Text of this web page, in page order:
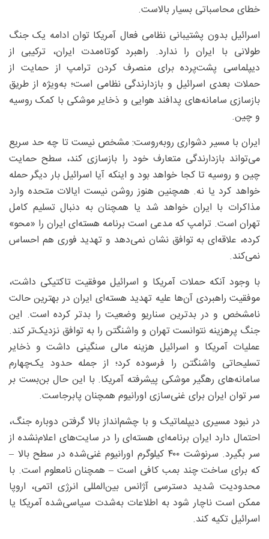
خطای محاسباتی بسیار بالاست.
اسرائیل بدون پشتیبانی نظامی فعال آمریکا توان ادامه یک جنگ
طولانی با ایران را ندارد. راهبرد کوتاه‌مدت ایران، ترکیبی از
دیپلماسی پشت‌پرده برای منصرف کردن ترامپ از حمایت از
حملات بعدی اسرائیل و بازدارندگی نظامی است؛ به‌ویژه از طریق
بازسازی سامانه‌های پدافند هوایی و ذخایر موشکی با کمک روسیه
و چین.
ایران با مسیر دشواری روبه‌روست: مشخص نیست تا چه حد سریع
می‌تواند بازدارندگی متعارف خود را بازسازی کند، سطح حمایت
چین و روسیه تا کجا خواهد بود و اینکه آیا اسرائیل بار دیگر حمله
خواهد کرد یا نه. همچنین هنوز روشن نیست ایالات متحده وارد
مذاکرات با ایران خواهد شد یا همچنان به دنبال تسلیم کامل
تهران است. ترامپ که مدعی است برنامه هسته‌ای ایران را «محو»
کرده، علاقه‌ای به توافق نشان نمی‌دهد و تهدید فوری هم احساس
نمی‌کند.
با وجود آنکه حملات آمریکا و اسرائیل موفقیت تاکتیکی داشت،
موفقیت راهبردی آن‌ها علیه تهدید هسته‌ای ایران در بهترین حالت
نامشخص و در بدترین سناریو وضعیت را بدتر کرده است. این
جنگ پرهزینه نتوانست تهران و واشنگتن را به توافق نزدیک‌تر کند.
عملیات آمریکا و اسرائیل هزینه مالی سنگینی داشت و ذخایر
تسلیحاتی واشنگتن را فرسوده کرد؛ از جمله حدود یک‌چهارم
سامانه‌های رهگیر موشکی پیشرفته آمریکا. با این حال بن‌بست بر
سر توان ایران برای غنی‌سازی اورانیوم همچنان پابرجاست.
در نبود مسیری دیپلماتیک و با چشم‌انداز بالا گرفتن دوباره جنگ،
احتمال دارد ایران برنامه‌ای هسته‌ای را در سایت‌های اعلام‌نشده از
سر بگیرد. سرنوشت ۴۰۰ کیلوگرم اورانیوم غنی‌شده در سطح بالا –
که برای ساخت چند بمب کافی است – همچنان نامعلوم است. با
محدودیت شدید دسترسی آژانس بین‌المللی انرژی اتمی، اروپا
ممکن است ناچار شود به اطلاعات به‌شدت سیاسی‌شده آمریکا یا
اسرائیل تکیه کند.